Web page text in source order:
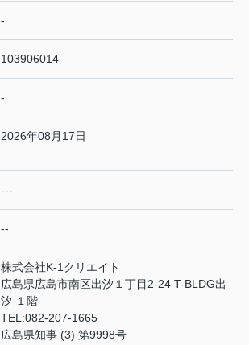
-
103906014
-
2026年08月17日
---
--
株式会社K-1クリエイト
広島県広島市南区出汐１丁目2-24 T-BLDG出
汐 １階
TEL:082-207-1665
広島県知事 (3) 第9998号